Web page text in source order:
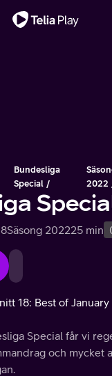
Bundesliga
Special
2022
Säsong 202225 min
18: Best of January
Special får vi
och mycket